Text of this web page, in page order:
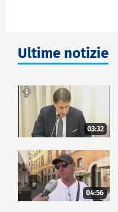
Ultime notizie
03:32
04:56